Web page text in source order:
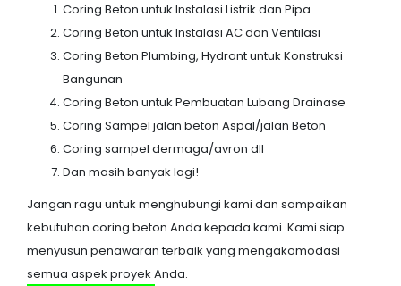
Coring Beton untuk Instalasi Listrik dan Pipa
Coring Beton untuk Instalasi AC dan Ventilasi
Coring Beton Plumbing, Hydrant untuk Konstruksi
Bangunan
Coring Beton untuk Pembuatan Lubang Drainase
Coring Sampel jalan beton Aspal/jalan Beton
Coring sampel dermaga/avron dll
Dan masih banyak lagi!
Jangan ragu untuk menghubungi kami dan sampaikan
kebutuhan coring beton Anda kepada kami. Kami siap
menyusun penawaran terbaik yang mengakomodasi
semua aspek proyek Anda.